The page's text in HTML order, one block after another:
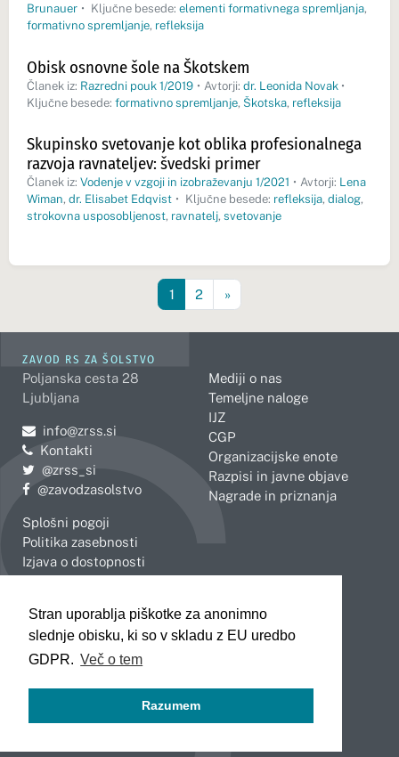
Stran uporablja piškotke za anonimno
slednje obisku, ki so v skladu z EU uredbo
GDPR. Več o tem
Razumem
Brunauer • Ključne besede: elementi formativnega spremljanja,
formativno spremljanje, refleksija
Obisk osnovne šole na Škotskem
Članek iz: Razredni pouk 1/2019 • Avtorji: dr. Leonida Novak •
Ključne besede: formativno spremljanje, Škotska, refleksija
Skupinsko svetovanje kot oblika profesionalnega
razvoja ravnateljev: švedski primer
Članek iz: Vodenje v vzgoji in izobraževanju 1/2021 • Avtorji: Lena
Wiman, dr. Elisabet Edqvist • Ključne besede: refleksija, dialog,
strokovna usposobljenost, ravnatelj, svetovanje
1 2 »
ZAVOD RS ZA ŠOLSTVO
Poljanska cesta 28
Ljubljana
Pošljite e-mail na
info@zrss.si
Kontakti
Pojdite na Twitter:
@zrss_si
Pojdite na Facebook:
@zavodzasolstvo
Splošni pogoji
Politika zasebnosti
Izjava o dostopnosti
Mediji o nas
Temeljne naloge
IJZ
CGP
Organizacijske enote
Razpisi in javne objave
Nagrade in priznanja
Celje
Koper
Kranj
Novo mesto
Slovenj Gradec